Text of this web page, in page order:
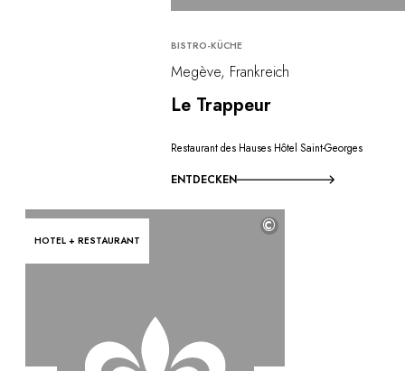
BISTRO-KÜCHE
Megève, Frankreich
Le Trappeur
Restaurant des Hauses Hôtel Saint-Georges
ENTDECKEN
HOTEL + RESTAURANT
©